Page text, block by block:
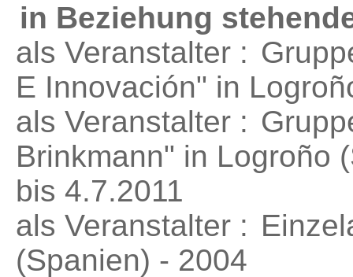
in Beziehung
als Veranstalter :
E Innovación" in
als Veranstalter :
Brinkmann" in Logroño
bis 4.7.2011
als Veranstalter :
(Spanien) - 2004